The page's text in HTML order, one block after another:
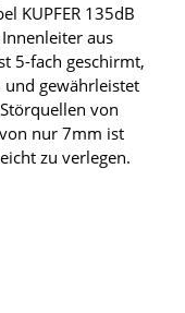
KUPFER 135dB
aus
5-fach geschirmt,
gewährleistet
von
nur 7mm ist
zu verlegen.